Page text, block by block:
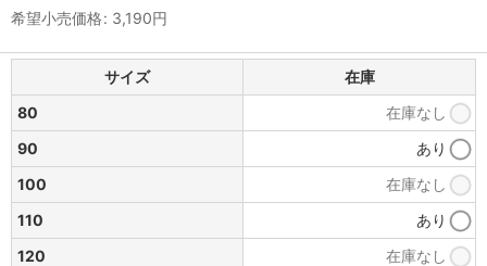
希望小売価格: 3,190円
サイズ
在庫
80
在庫なし
90
あり
100
在庫なし
110
あり
120
在庫なし